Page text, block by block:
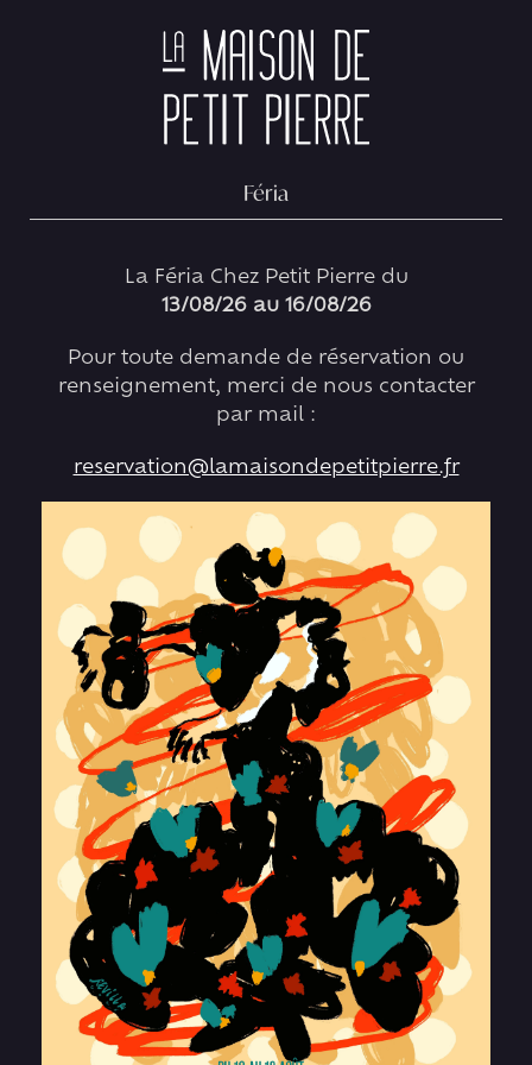
PIERRE AUGÉ
LA MAISON
LES MENUS
COMMANDER
PEDRO DRINKFUSION
Féria
La Féria Chez Petit Pierre du
13/08/26 au 16/08/26
Pour toute demande de réservation ou
renseignement, merci de nous contacter
par mail :
reservation@lamaisondepetitpierre.fr